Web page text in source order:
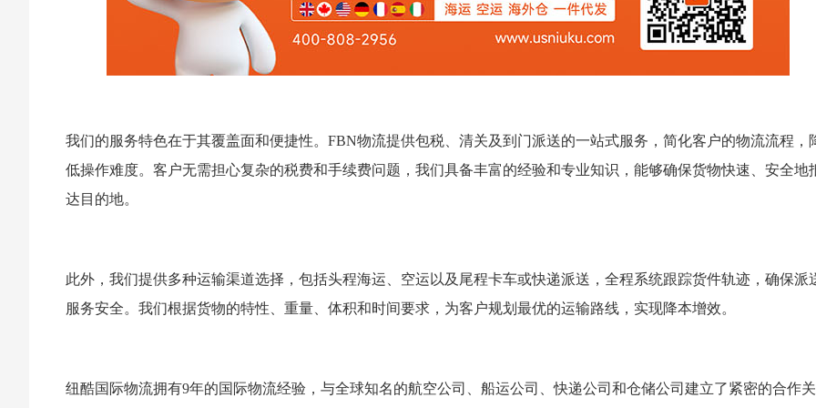
我们的服务特色在于其覆盖面和便捷性。FBN物流提供包税、清关及到门派送的一站式服务，简化客户的物流流程，
低操作难度。客户无需担心复杂的税费和手续费问题，我们具备丰富的经验和专业知识，能够确保货物快速、安全地
达目的地。
此外，我们提供多种运输渠道选择，包括头程海运、空运以及尾程卡车或快递派送，全程系统跟踪货件轨迹，确保派
服务安全。我们根据货物的特性、重量、体积和时间要求，为客户规划最优的运输路线，实现降本增效。
纽酷国际物流拥有9年的国际物流经验，与全球知名的航空公司、船运公司、快递公司和仓储公司建立了紧密的合作关